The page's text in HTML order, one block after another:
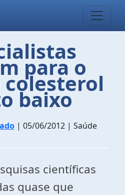
para o
colesterol
baixo
| 05/06/2012 | Saúde
científicas
quase que